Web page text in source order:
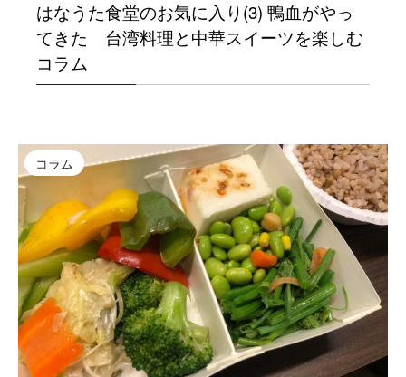
はなうた食堂のお気に入り(3) 鴨血がやっ
てきた 台湾料理と中華スイーツを楽しむ
コラム
コラム